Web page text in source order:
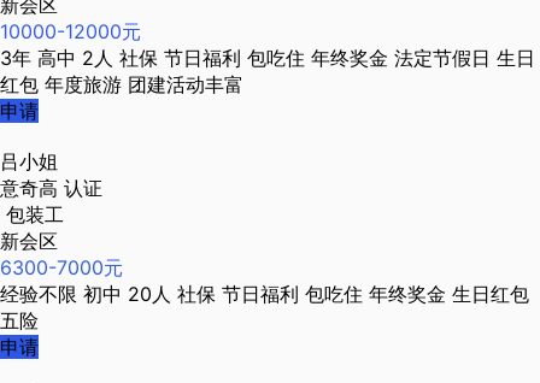
10000-12000元
3年 高中 2人 社保 节日福利 包吃住 年终奖金 法定节假日 生日
红包 年度旅游 团建活动丰富
申请
吕小姐
意奇高 认证
包装工
新会区
6300-7000元
经验不限 初中 20人 社保 节日福利 包吃住 年终奖金 生日红包
五险
申请